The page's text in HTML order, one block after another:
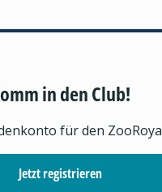
in den Club!
für den
Jetzt registrieren